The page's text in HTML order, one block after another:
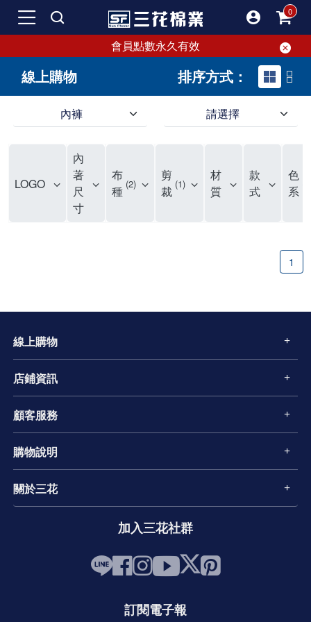
會員點數永久有效
線上購物 排序方式：
內褲 請選擇
LOGO
內
著
尺
寸
布
種 2
剪
裁 1
材
質
款
式
色
系
1
線上購物
店鋪資訊
顧客服務
購物說明
關於三花
加入三花社群
訂閱電子報